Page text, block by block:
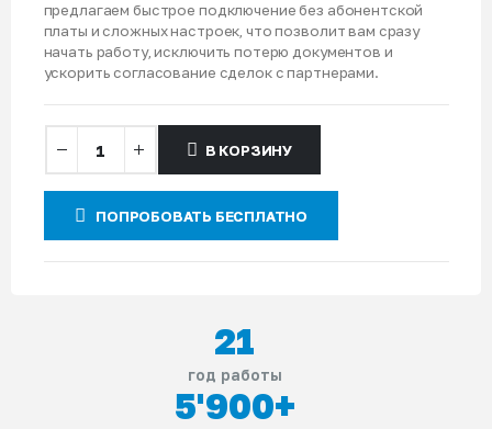
предлагаем быстрое подключение без абонентской
платы и сложных настроек, что позволит вам сразу
начать работу, исключить потерю документов и
ускорить согласование сделок с партнерами.
В КОРЗИНУ
ПОПРОБОВАТЬ БЕСПЛАТНО
21
год работы
5'900+